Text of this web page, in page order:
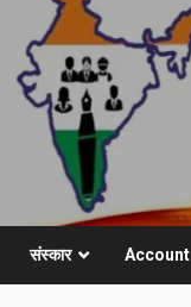
संस्कार Account